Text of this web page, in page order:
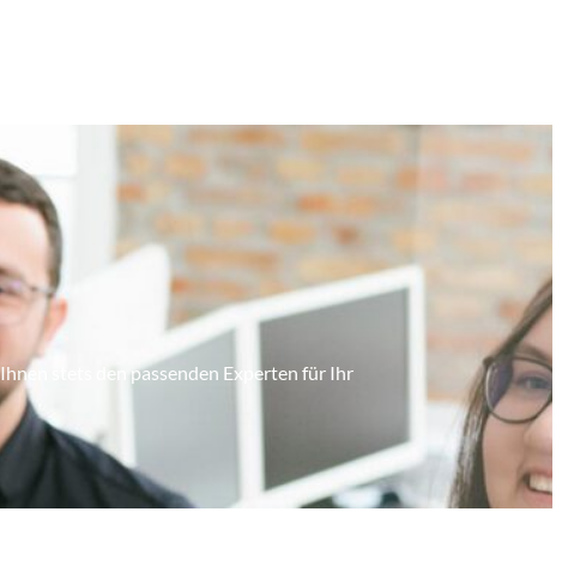
stets den passenden Experten für Ihr